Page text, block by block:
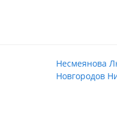
Несмеянова
Новгородов